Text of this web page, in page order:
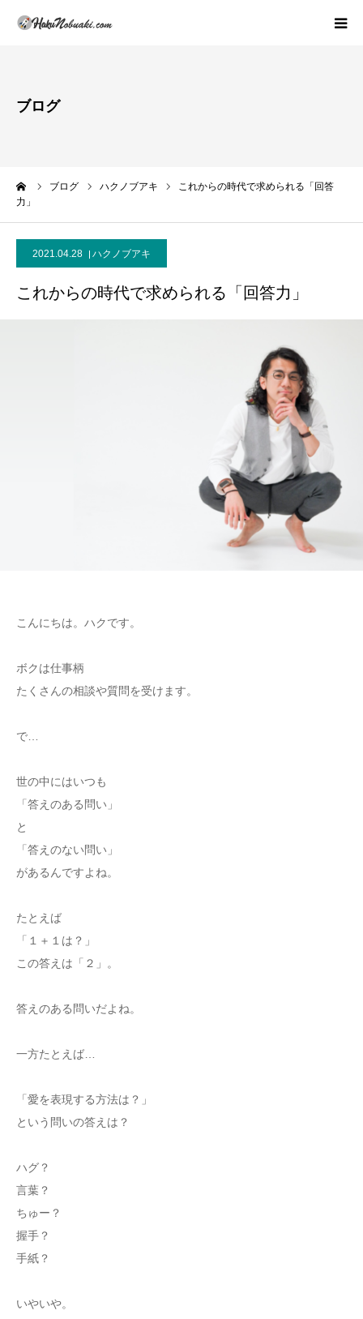
ブログ
ブログ ハクノブアキ
これからの時代で求められる「回答
力」
2021.04.28 ハクノブアキ
これからの時代で求められる「回答力」
こんにちは。ハクです。
ボクは仕事柄
たくさんの相談や質問を受けます。
で…
世の中にはいつも
「答えのある問い」
と
「答えのない問い」
があるんですよね。
たとえば
「１＋１は？」
この答えは「２」。
答えのある問いだよね。
一方たとえば…
「愛を表現する方法は？」
という問いの答えは？
ハグ？
言葉？
ちゅー？
握手？
手紙？
いやいや。
著書紹介
実績紹介
お問い合わせ